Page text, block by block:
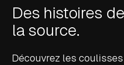
Des histoires
la source.
Découvrez les